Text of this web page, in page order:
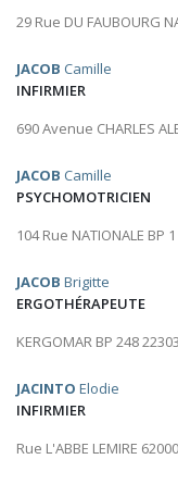
29 Rue DU FAUBOURG
JACOB Camille
INFIRMIER
690 Avenue CHARLES
JACOB Camille
PSYCHOMOTRICIEN
104 Rue NATIONALE
JACOB Brigitte
ERGOTHÉRAPEUTE
KERGOMAR BP 248
JACINTO Elodie
INFIRMIER
Rue L'ABBE LEMIRE